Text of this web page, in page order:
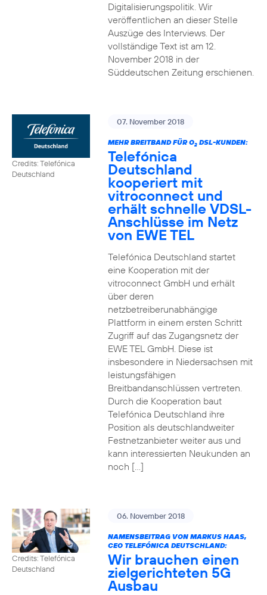
Digitalisierungspolitik. Wir
veröffentlichen an dieser Stelle
Auszüge des Interviews. Der
vollständige Text ist am 12.
November 2018 in der
Süddeutschen Zeitung erschienen.
Credits: Telefónica
Deutschland
07. November 2018
MEHR BREITBAND FÜR O2DSL-KUNDEN:
Telefónica
Deutschland
kooperiert mit
vitroconnect und
erhält schnelle VDSL-
Anschlüsse im Netz
von EWE TEL
Telefónica Deutschland startet
eine Kooperation mit der
vitroconnect GmbH und erhält
über deren
netzbetreiberunabhängige
Plattform in einem ersten Schritt
Zugriff auf das Zugangsnetz der
EWE TEL GmbH. Diese ist
insbesondere in Niedersachsen mit
leistungsfähigen
Breitbandanschlüssen vertreten.
Durch die Kooperation baut
Telefónica Deutschland ihre
Position als deutschlandweiter
Festnetzanbieter weiter aus und
kann interessierten Neukunden an
noch […]
Credits: Telefónica
Deutschland
06. November 2018
NAMENSBEITRAG VON MARKUS HAAS,
CEO TELEFÓNICA DEUTSCHLAND:
Wir brauchen einen
zielgerichteten 5G
Ausbau